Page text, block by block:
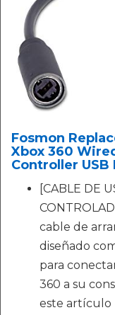
Fosmon
Xbox 360
Controller USB
[CABLE DE
cable de
diseñado
para
360 a su
este artículo